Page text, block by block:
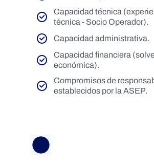
Capacidad técnica
técnica - Socio Operador).
Capacidad administrativa.
Capacidad financiera
económica).
Compromisos de
establecidos por la ASEP.